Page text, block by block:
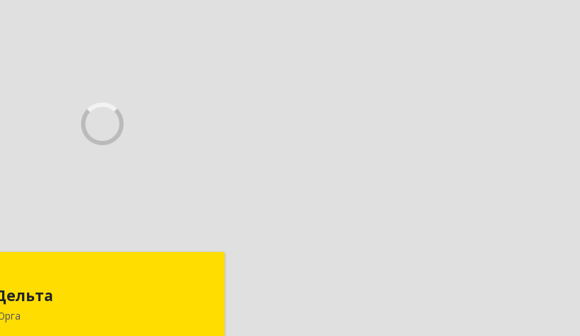
Кузбасс обл, Юрга г, Ленинградская